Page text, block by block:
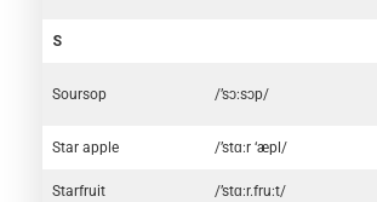
S
Soursop /’sɔ:sɔp/
Star apple /’stɑ:r ‘æpl/
Starfruit /’stɑ:r.fru:t/